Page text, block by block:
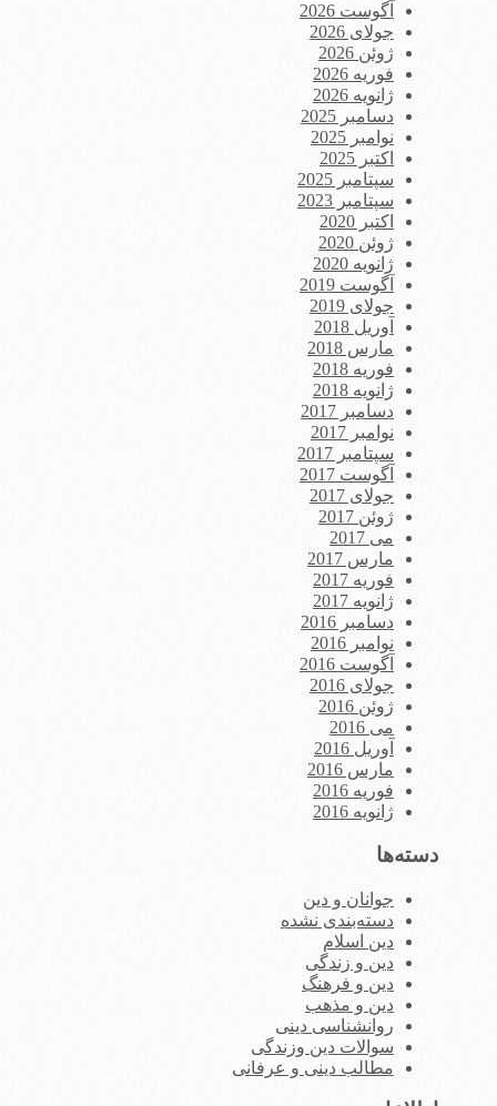
آگوست 2026
جولای 2026
ژوئن 2026
فوریه 2026
ژانویه 2026
دسامبر 2025
نوامبر 2025
اکتبر 2025
سپتامبر 2025
سپتامبر 2023
اکتبر 2020
ژوئن 2020
ژانویه 2020
آگوست 2019
جولای 2019
آوریل 2018
مارس 2018
فوریه 2018
ژانویه 2018
دسامبر 2017
نوامبر 2017
سپتامبر 2017
آگوست 2017
جولای 2017
ژوئن 2017
می 2017
مارس 2017
فوریه 2017
ژانویه 2017
دسامبر 2016
نوامبر 2016
آگوست 2016
جولای 2016
ژوئن 2016
می 2016
آوریل 2016
مارس 2016
فوریه 2016
ژانویه 2016
دسته‌ها
جوانان و دین
دسته‌بندی نشده
دین اسلام
دین و زندگی
دین و فرهنگ
دین و مذهب
روانشناسی دینی
سوالات دین وزندگی
مطالب دینی و عرفانی